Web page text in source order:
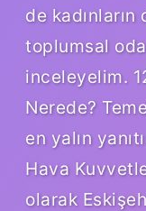
de
toplumsal
inceleyelim.
Nerede?
en yalın
Hava
olarak